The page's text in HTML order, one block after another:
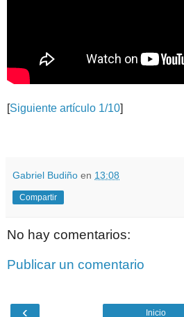
[Siguiente artículo 1/10]
Gabriel Budiño en 13:08
Compartir
No hay comentarios:
Publicar un comentario
‹ Inicio